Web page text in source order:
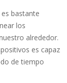
bastante
los
alrededor.
es capaz
de tiempo